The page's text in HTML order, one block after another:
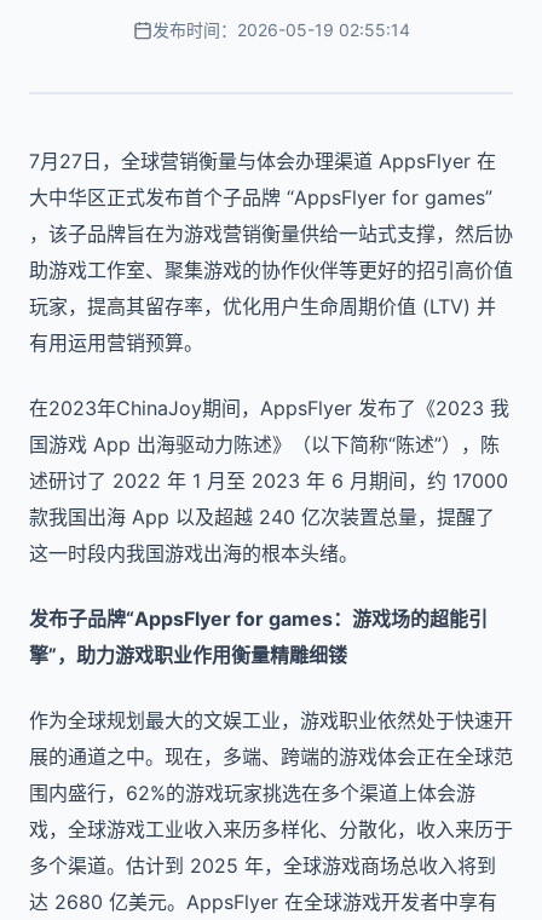
发布时间：2026-05-19 02:55:14
7月27日，全球营销衡量与体会办理渠道 AppsFlyer 在
大中华区正式发布首个子品牌 “AppsFlyer for games”
，该子品牌旨在为游戏营销衡量供给一站式支撑，然后协
助游戏工作室、聚集游戏的协作伙伴等更好的招引高价值
玩家，提高其留存率，优化用户生命周期价值 (LTV) 并
有用运用营销预算。
在2023年ChinaJoy期间，AppsFlyer 发布了《2023 我
国游戏 App 出海驱动力陈述》（以下简称“陈述”），陈
述研讨了 2022 年 1 月至 2023 年 6 月期间，约 17000
款我国出海 App 以及超越 240 亿次装置总量，提醒了
这一时段内我国游戏出海的根本头绪。
发布子品牌“AppsFlyer for games：游戏场的超能引
擎”，助力游戏职业作用衡量精雕细镂
作为全球规划最大的文娱工业，游戏职业依然处于快速开
展的通道之中。现在，多端、跨端的游戏体会正在全球范
围内盛行，62%的游戏玩家挑选在多个渠道上体会游
戏，全球游戏工业收入来历多样化、分散化，收入来历于
多个渠道。估计到 2025 年，全球游戏商场总收入将到
达 2680 亿美元。AppsFlyer 在全球游戏开发者中享有